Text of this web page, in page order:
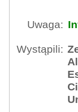
Uwaga:
Wystąpili: